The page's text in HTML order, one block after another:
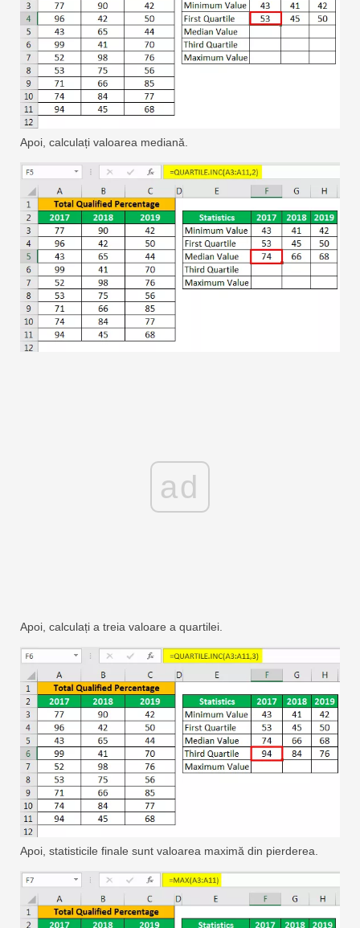
Apoi, calculați valoarea mediană.
ad
Apoi, calculați a treia valoare a quartilei.
Apoi, statisticile finale sunt valoarea maximă din pierderea.